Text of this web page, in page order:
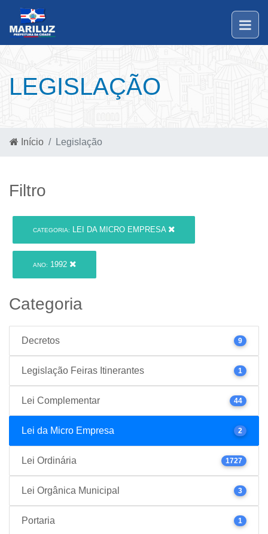
LEGISLAÇÃO
Início Legislação
Filtro
CATEGORIA: LEI DA MICRO EMPRESA
ANO: 1992
Categoria
Decretos 9
Legislação Feiras Itinerantes 1
Lei Complementar 44
Lei da Micro Empresa 2
Lei Ordinária 1727
Lei Orgânica Municipal 3
Portaria 1